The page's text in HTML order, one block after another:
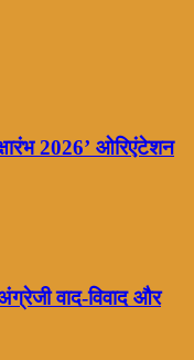
2026’ ओरिएंटेशन
वाद-विवाद और